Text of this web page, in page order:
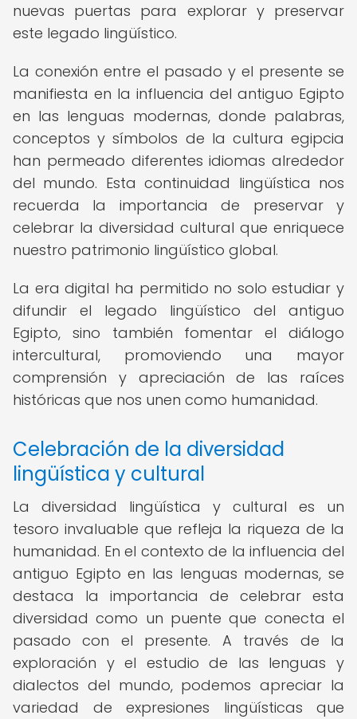
nuevas puertas para explorar y preservar
este legado lingüístico.
La conexión entre el pasado y el presente se
manifiesta en la influencia del antiguo Egipto
en las lenguas modernas, donde palabras,
conceptos y símbolos de la cultura egipcia
han permeado diferentes idiomas alrededor
del mundo. Esta continuidad lingüística nos
recuerda la importancia de preservar y
celebrar la diversidad cultural que enriquece
nuestro patrimonio lingüístico global.
La era digital ha permitido no solo estudiar y
difundir el legado lingüístico del antiguo
Egipto, sino también fomentar el diálogo
intercultural, promoviendo una mayor
comprensión y apreciación de las raíces
históricas que nos unen como humanidad.
Celebración de la diversidad
lingüística y cultural
La diversidad lingüística y cultural es un
tesoro invaluable que refleja la riqueza de la
humanidad. En el contexto de la influencia del
antiguo Egipto en las lenguas modernas, se
destaca la importancia de celebrar esta
diversidad como un puente que conecta el
pasado con el presente. A través de la
exploración y el estudio de las lenguas y
dialectos del mundo, podemos apreciar la
variedad de expresiones lingüísticas que